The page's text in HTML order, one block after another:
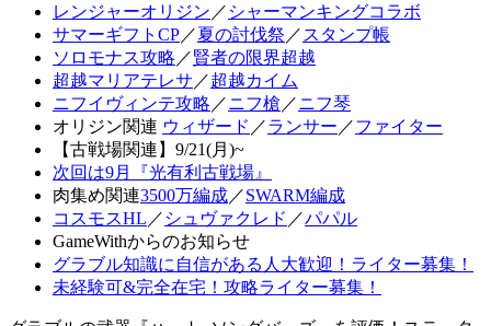
レンジャーオリジン ／ シャーマンキングコラボ
サマーギフトCP／夏の討伐祭 ／ スタンプ帳
ソロモナス攻略 ／賢者の限界超越
超越マリアテレサ ／超越カイム
ニフイヴィンテ攻略 ／ニフ槍 ／ニフ琴
オリジン関連 ウィザード ／ランサー ／ファイター
【古戦場関連】9/21(月)~
次回は9月『光有利古戦場』
肉集め関連3500万編成／SWARM編成
コスモスHL ／ シュヴァクレド ／パパル
GameWithからのお知らせ
グラブル知識に自信がある人大歓迎！ライター募集！
未経験可&完全在宅！攻略ライター募集！